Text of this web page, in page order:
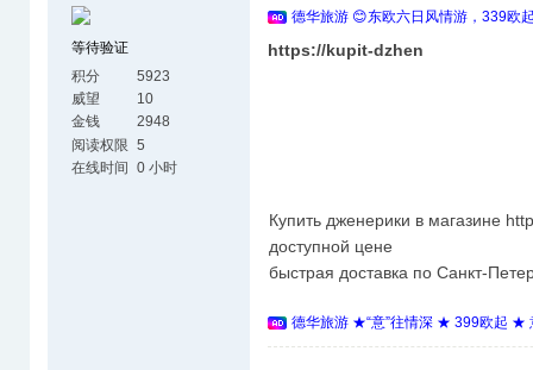
等待验证
积分
5923
威望
10
金钱
2948
阅读权限 5
在线时间 0 小时
德华旅游 😊东欧六日风情游，339欧
https://kupit-dzhen
Купить дженерики в магазине
доступной цене
быстрая доставка по Санкт-
德华旅游 ★“意”往情深 ★ 399欧起 ★